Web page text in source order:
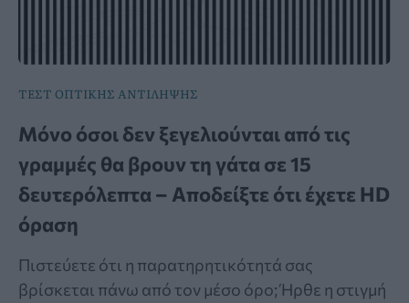
ΤΕΣΤ ΟΠΤΙΚΗΣ ΑΝΤΙΛΗΨΗΣ
Μόνο όσοι δεν ξεγελιούνται από τις
γραμμές θα βρουν τη γάτα σε 15
δευτερόλεπτα – Αποδείξτε ότι έχετε HD
όραση
Πιστεύετε ότι η παρατηρητικότητά σας
βρίσκεται πάνω από τον μέσο όρο; Ήρθε η στιγμή